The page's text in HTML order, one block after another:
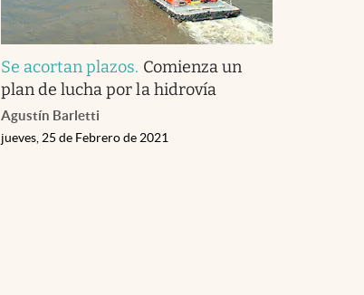
Se acortan plazos. Comienza un
plan de lucha por la hidrovía
Agustín Barletti
jueves, 25 de Febrero de 2021